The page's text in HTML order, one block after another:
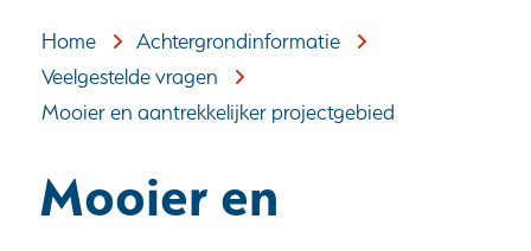
Home
Achtergrondinformatie
Veelgestelde vragen
Mooier en aantrekkelijker projectgebied
Mooier en